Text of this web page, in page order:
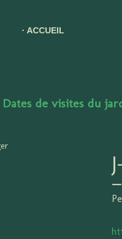
ACCUEIL
Dates de visites du